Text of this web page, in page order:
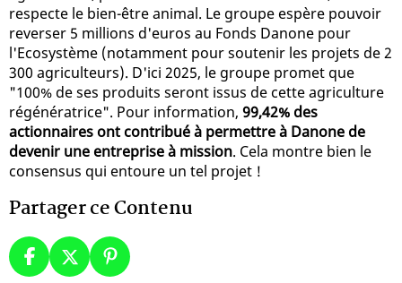
respecte le bien-être animal. Le groupe espère pouvoir
reverser 5 millions d'euros au Fonds Danone pour
l'Ecosystème (notamment pour soutenir les projets de 2
300 agriculteurs). D'ici 2025, le groupe promet que
"100% de ses produits seront issus de cette agriculture
régénératrice". Pour information, 99,42% des
actionnaires ont contribué à permettre à Danone de
devenir une entreprise à mission. Cela montre bien le
consensus qui entoure un tel projet !
Partager ce Contenu